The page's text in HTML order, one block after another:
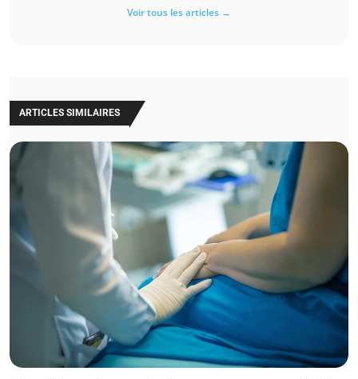
Voir tous les articles →
ARTICLES SIMILAIRES